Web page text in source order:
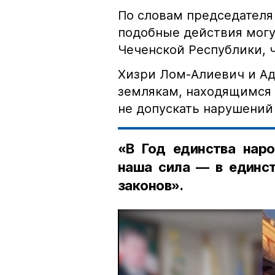
По словам
подобные действия
Чеченской Республики,
Хизри Лом-Алиевич и
землякам, находящимся
не допускать
«В Год единства
наша сила — в
законов».